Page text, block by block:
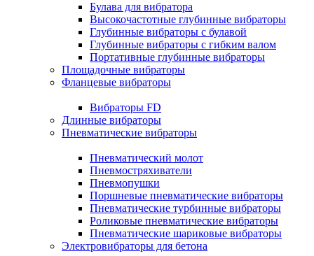
Булава для вибратора
Высокочастотные глубинные вибраторы
Глубинные вибраторы с булавой
Глубинные вибраторы с гибким валом
Портативные глубинные вибраторы
Площадочные вибраторы
Фланцевые вибраторы
Вибраторы FD
Длинные вибраторы
Пневматические вибраторы
Пневматический молот
Пневмостряхиватели
Пневмопушки
Поршневые пневматические вибраторы
Пневматические турбинные вибраторы
Роликовые пневматические вибраторы
Пневматические шариковые вибраторы
Электровибраторы для бетона